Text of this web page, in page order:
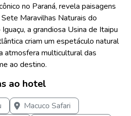
no Paraná, revela paisagens
Maravilhas Naturais do
a grandiosa Usina de Itaipu
criam um espetáculo natural
atmosfera multicultural das
ao destino.
ao hotel
Macuco Safari